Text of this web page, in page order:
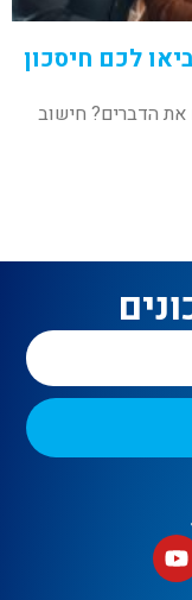
לכם חיסכון
הדברים? חישוב